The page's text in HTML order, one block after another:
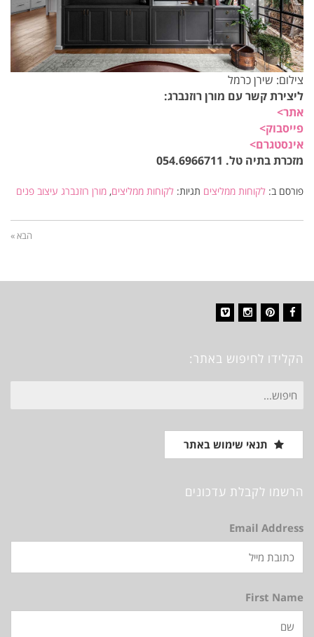
צילום: שירן כרמל
ליצירת קשר עם מורן רוזנברג:
אתר>
פייסבוק>
אינסטגרם>
מזכרת בתיה טל. 054.6966711
פורסם ב: לקוחות ממליצים תגיות: לקוחות ממליצים, מורן רוזנברג עיצוב פנים
הבא »
הקלידו לחיפוש באתר:
חיפוש
עבור:
תנאי שימוש באתר
הרשמו לקבלת עדכונים
Email Address
First Name